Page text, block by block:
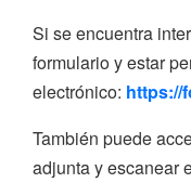
Si se encuentra
formulario y estar
electrónico: https://
También puede
adjunta y escanear